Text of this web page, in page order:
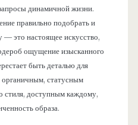
динамичной жизни.
правильно подобрать и
— это настоящее искусство,
ощущение изысканного
быть деталью для
органичным, статусным
стиля, доступным каждому,
образа.